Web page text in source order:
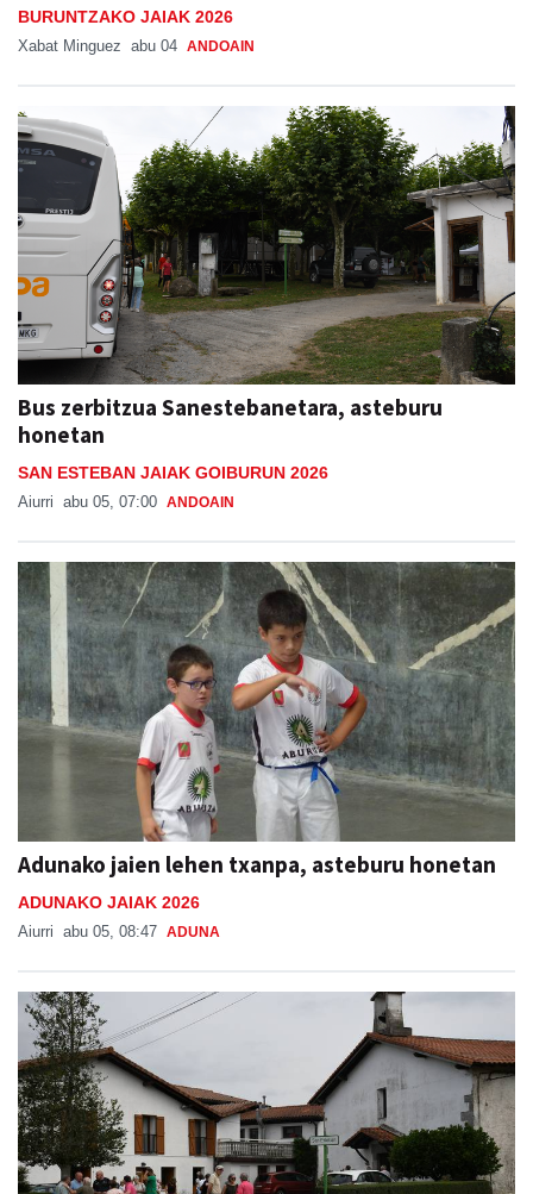
BURUNTZAKO JAIAK 2026
Xabat Minguez abu 04 ANDOAIN
Bus zerbitzua Sanestebanetara, asteburu
honetan
SAN ESTEBAN JAIAK GOIBURUN 2026
Aiurri abu 05, 07:00 ANDOAIN
Adunako jaien lehen txanpa, asteburu honetan
ADUNAKO JAIAK 2026
Aiurri abu 05, 08:47 ADUNA